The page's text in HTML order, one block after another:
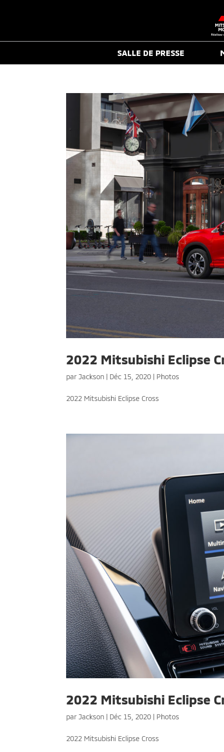
SALLE DE PRESSE
2022 Mitsubishi Eclipse
par Jackson | Déc 15, 2020 | Photos
2022 Mitsubishi Eclipse Cross
2022 Mitsubishi Eclipse
par Jackson | Déc 15, 2020 | Photos
2022 Mitsubishi Eclipse Cross